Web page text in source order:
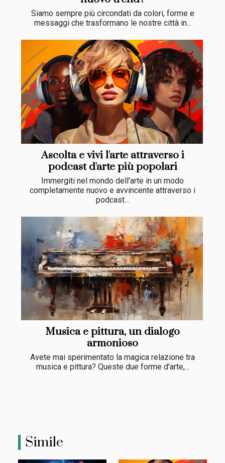
Siamo sempre più circondati da colori, forme e
messaggi che trasformano le nostre città in...
Ascolta e vivi l'arte attraverso i
podcast d'arte più popolari
Immergiti nel mondo dell'arte in un modo
completamente nuovo e avvincente attraverso i
podcast...
Musica e pittura, un dialogo
armonioso
Avete mai sperimentato la magica relazione tra
musica e pittura? Queste due forme d'arte,...
Simile